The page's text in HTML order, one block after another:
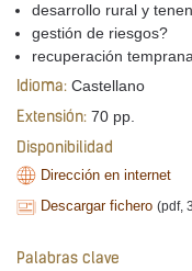
desarrollo rural y
gestión de riesgos?
recuperación
Idioma: Castellano
Extensión: 70 pp.
Disponibilidad
Dirección en internet
Descargar fichero (pdf,
Palabras clave